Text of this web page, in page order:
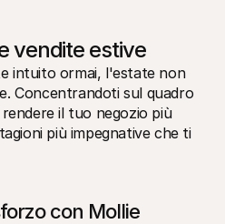
vendite estive
intuito ormai, l'estate non
Concentrandoti sul quadro
il tuo negozio più
più impegnative che ti
con Mollie